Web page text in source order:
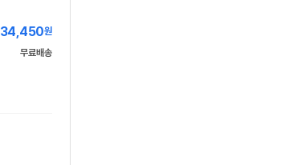
34,450원
무료배송